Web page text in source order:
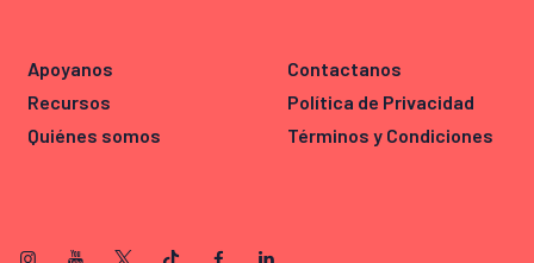
Apoyanos
Recursos
Quiénes somos
Contactanos
Política de Privacidad
Términos y Condiciones